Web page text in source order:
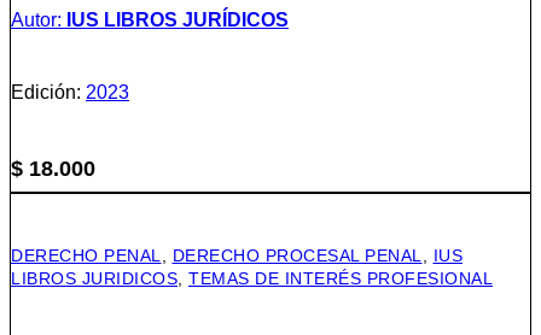
Autor: IUS LIBROS JURÍDICOS
Edición: 2023
$ 18.000
DERECHO PENAL DERECHO PROCESAL PENAL
IUS
LIBROS JURIDICOS TEMAS DE INTERÉS PROFESIONAL